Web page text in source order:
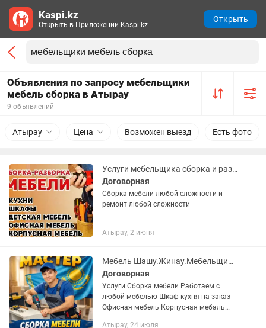
Объявления по запросу мебельщики
мебель сборка в Атырау
9 объявлений
Атырау Цена Возможен выезд Есть фото
Услуги мебельщика сборка и разборка мебели любой сложности и ремонт
Договорная
Сборка мебели любой сложности и
ремонт любой сложности
Атырау, 2 июня
Мебель Шашу.Жинау.Мебельщик.Сборщик.Ремонт.Сборка мебели.Разборка
Договорная
Услуги Сборка мебели Работаем с
любой мебелью Шкаф кухня на заказ
Офисная мебель Корпусная мебаль
Атырау, 24 июля
Kaspi.kz
Открыть в Приложении Kaspi.kz
Открыть